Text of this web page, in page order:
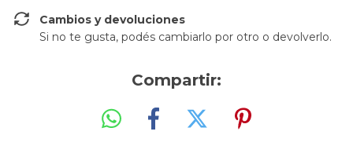
Cambios y devoluciones
Si no te gusta, podés cambiarlo por otro o devolverlo.
Compartir: